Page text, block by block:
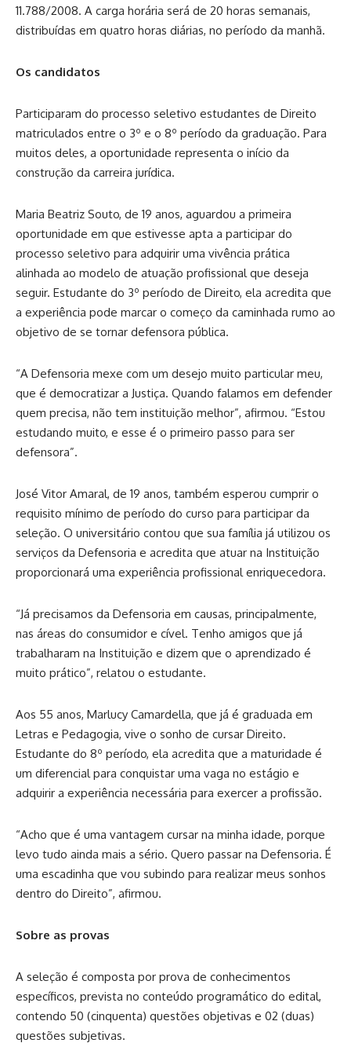
11.788/2008. A carga horária será de 20 horas semanais,
distribuídas em quatro horas diárias, no período da manhã.
Os candidatos
Participaram do processo seletivo estudantes de Direito
matriculados entre o 3º e o 8º período da graduação. Para
muitos deles, a oportunidade representa o início da
construção da carreira jurídica.
Maria Beatriz Souto, de 19 anos, aguardou a primeira
oportunidade em que estivesse apta a participar do
processo seletivo para adquirir uma vivência prática
alinhada ao modelo de atuação profissional que deseja
seguir. Estudante do 3º período de Direito, ela acredita que
a experiência pode marcar o começo da caminhada rumo ao
objetivo de se tornar defensora pública.
“A Defensoria mexe com um desejo muito particular meu,
que é democratizar a Justiça. Quando falamos em defender
quem precisa, não tem instituição melhor”, afirmou. “Estou
estudando muito, e esse é o primeiro passo para ser
defensora”.
José Vitor Amaral, de 19 anos, também esperou cumprir o
requisito mínimo de período do curso para participar da
seleção. O universitário contou que sua família já utilizou os
serviços da Defensoria e acredita que atuar na Instituição
proporcionará uma experiência profissional enriquecedora.
“Já precisamos da Defensoria em causas, principalmente,
nas áreas do consumidor e cível. Tenho amigos que já
trabalharam na Instituição e dizem que o aprendizado é
muito prático”, relatou o estudante.
Aos 55 anos, Marlucy Camardella, que já é graduada em
Letras e Pedagogia, vive o sonho de cursar Direito.
Estudante do 8º período, ela acredita que a maturidade é
um diferencial para conquistar uma vaga no estágio e
adquirir a experiência necessária para exercer a profissão.
“Acho que é uma vantagem cursar na minha idade, porque
levo tudo ainda mais a sério. Quero passar na Defensoria. É
uma escadinha que vou subindo para realizar meus sonhos
dentro do Direito”, afirmou.
Sobre as provas
A seleção é composta por prova de conhecimentos
específicos, prevista no conteúdo programático do edital,
contendo 50 (cinquenta) questões objetivas e 02 (duas)
questões subjetivas.